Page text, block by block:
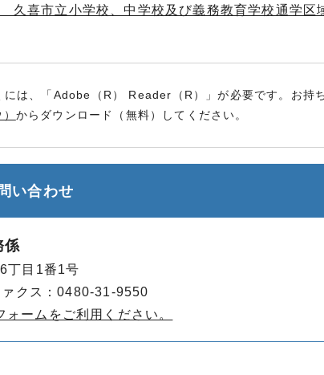
喜市立小学校、中学校及び義務教育学校通学区
には、「Adobe（R） Reader（R）」が必要です。お持
からダウンロード（無料）してください。
い合わせ
係
丁目1番1号
クス：0480-31-9550
ームをご利用ください。